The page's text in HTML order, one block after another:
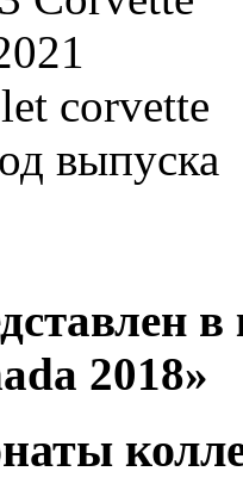
corvette
выпуска
2018»